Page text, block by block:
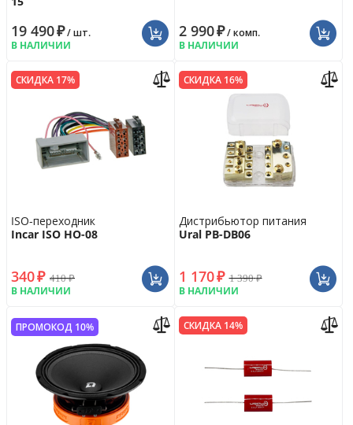
19 490₽/ шт.
В НАЛИЧИИ
2 990₽/ комп.
В НАЛИЧИИ
СКИДКА 17%
ISO-переходник
Incar ISO HO-08
340₽ 410₽
В НАЛИЧИИ
СКИДКА 16%
Дистрибьютор питания
Ural PB-DB06
1 170₽ 1 390₽
В НАЛИЧИИ
ПРОМОКОД 10% СКИДКА 14%